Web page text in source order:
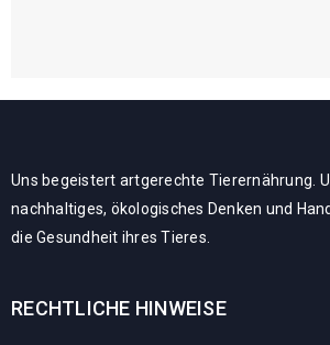
Uns begeistert artgerechte Tierernährung.
nachhaltiges, ökologisches Denken und
die Gesundheit ihres Tieres.
RECHTLICHE HINWEISE